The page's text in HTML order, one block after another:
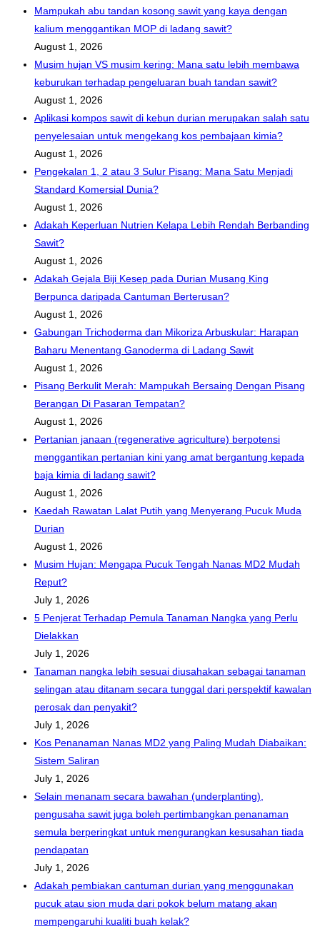
Mampukah abu tandan kosong sawit yang kaya dengan
kalium menggantikan MOP di ladang sawit?
August 1, 2026
Musim hujan VS musim kering: Mana satu lebih membawa
keburukan terhadap pengeluaran buah tandan sawit?
August 1, 2026
Aplikasi kompos sawit di kebun durian merupakan salah satu
penyelesaian untuk mengekang kos pembajaan kimia?
August 1, 2026
Pengekalan 1, 2 atau 3 Sulur Pisang: Mana Satu Menjadi
Standard Komersial Dunia?
August 1, 2026
Adakah Keperluan Nutrien Kelapa Lebih Rendah Berbanding
Sawit?
August 1, 2026
Adakah Gejala Biji Kesep pada Durian Musang King
Berpunca daripada Cantuman Berterusan?
August 1, 2026
Gabungan Trichoderma dan Mikoriza Arbuskular: Harapan
Baharu Menentang Ganoderma di Ladang Sawit
August 1, 2026
Pisang Berkulit Merah: Mampukah Bersaing Dengan Pisang
Berangan Di Pasaran Tempatan?
August 1, 2026
Pertanian janaan (regenerative agriculture) berpotensi
menggantikan pertanian kini yang amat bergantung kepada
baja kimia di ladang sawit?
August 1, 2026
Kaedah Rawatan Lalat Putih yang Menyerang Pucuk Muda
Durian
August 1, 2026
Musim Hujan: Mengapa Pucuk Tengah Nanas MD2 Mudah
Reput?
July 1, 2026
5 Penjerat Terhadap Pemula Tanaman Nangka yang Perlu
Dielakkan
July 1, 2026
Tanaman nangka lebih sesuai diusahakan sebagai tanaman
selingan atau ditanam secara tunggal dari perspektif kawalan
perosak dan penyakit?
July 1, 2026
Kos Penanaman Nanas MD2 yang Paling Mudah Diabaikan:
Sistem Saliran
July 1, 2026
Selain menanam secara bawahan (underplanting),
pengusaha sawit juga boleh pertimbangkan penanaman
semula berperingkat untuk mengurangkan kesusahan tiada
pendapatan
July 1, 2026
Adakah pembiakan cantuman durian yang menggunakan
pucuk atau sion muda dari pokok belum matang akan
mempengaruhi kualiti buah kelak?